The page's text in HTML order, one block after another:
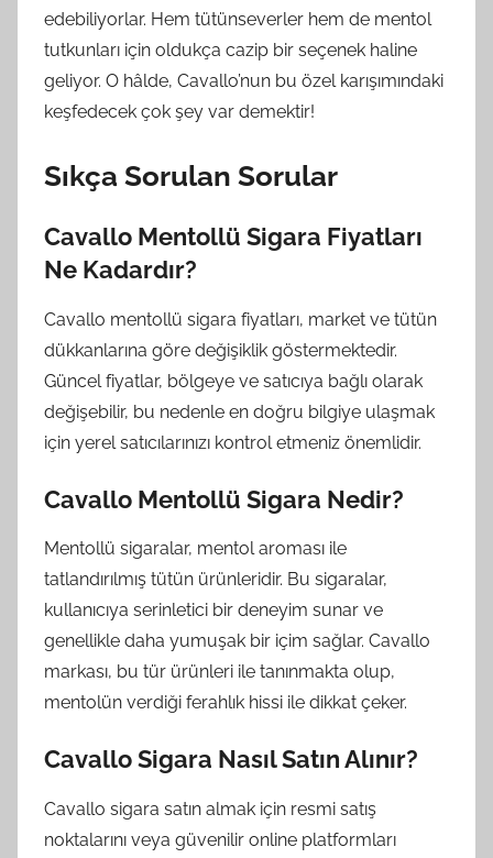
edebiliyorlar. Hem tütünseverler hem de mentol
tutkunları için oldukça cazip bir seçenek haline
geliyor. O hâlde, Cavallo’nun bu özel karışımındaki
keşfedecek çok şey var demektir!
Sıkça Sorulan Sorular
Cavallo Mentollü Sigara Fiyatları
Ne Kadardır?
Cavallo mentollü sigara fiyatları, market ve tütün
dükkanlarına göre değişiklik göstermektedir.
Güncel fiyatlar, bölgeye ve satıcıya bağlı olarak
değişebilir, bu nedenle en doğru bilgiye ulaşmak
için yerel satıcılarınızı kontrol etmeniz önemlidir.
Cavallo Mentollü Sigara Nedir?
Mentollü sigaralar, mentol aroması ile
tatlandırılmış tütün ürünleridir. Bu sigaralar,
kullanıcıya serinletici bir deneyim sunar ve
genellikle daha yumuşak bir içim sağlar. Cavallo
markası, bu tür ürünleri ile tanınmakta olup,
mentolün verdiği ferahlık hissi ile dikkat çeker.
Cavallo Sigara Nasıl Satın Alınır?
Cavallo sigara satın almak için resmi satış
noktalarını veya güvenilir online platformları